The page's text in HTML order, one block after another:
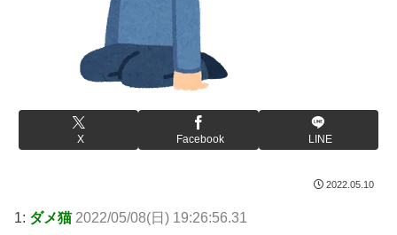
X Facebook LINE
2022.05.10
1: ダメ猫 2022/05/08(日) 19:26:56.31